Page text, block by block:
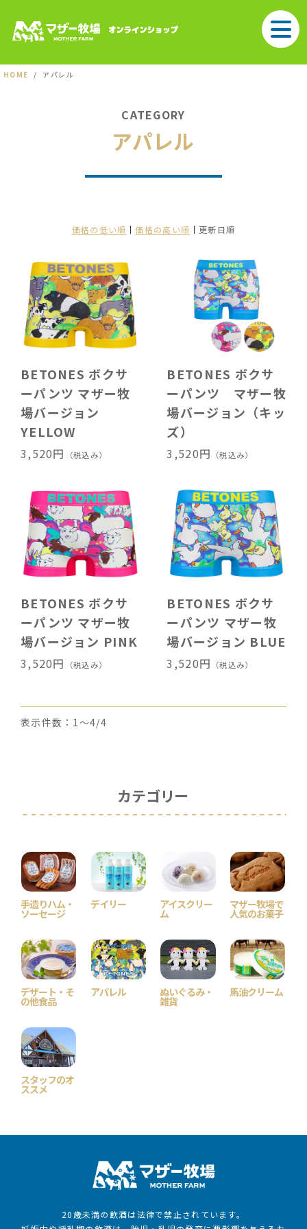
HOME アパレル
CATEGORY
アパレル
価格の低い順 価格の高い順 更新日順
BETONES ボクサ
ーパンツ マザー牧
場バージョン
YELLOW
3,520円 （税込み）
BETONES ボクサ
ーパンツ マザー牧
場バージョン（キッ
ズ）
3,520円 （税込み）
BETONES ボクサ
ーパンツ マザー牧
場バージョン PINK
3,520円 （税込み）
BETONES ボクサ
ーパンツ マザー牧
場バージョン BLUE
3,520円 （税込み）
表示件数：1～4/4
カテゴリー
手造りハム・
ソーセージ
デイリー アイスクリー
ム
マザー牧場で
人気のお菓子
デザート・そ
の他食品
アパレル ぬいぐるみ・
雑貨
馬油クリーム
スタッフのオ
ススメ
20歳未満の飲酒は法律で禁止されています。